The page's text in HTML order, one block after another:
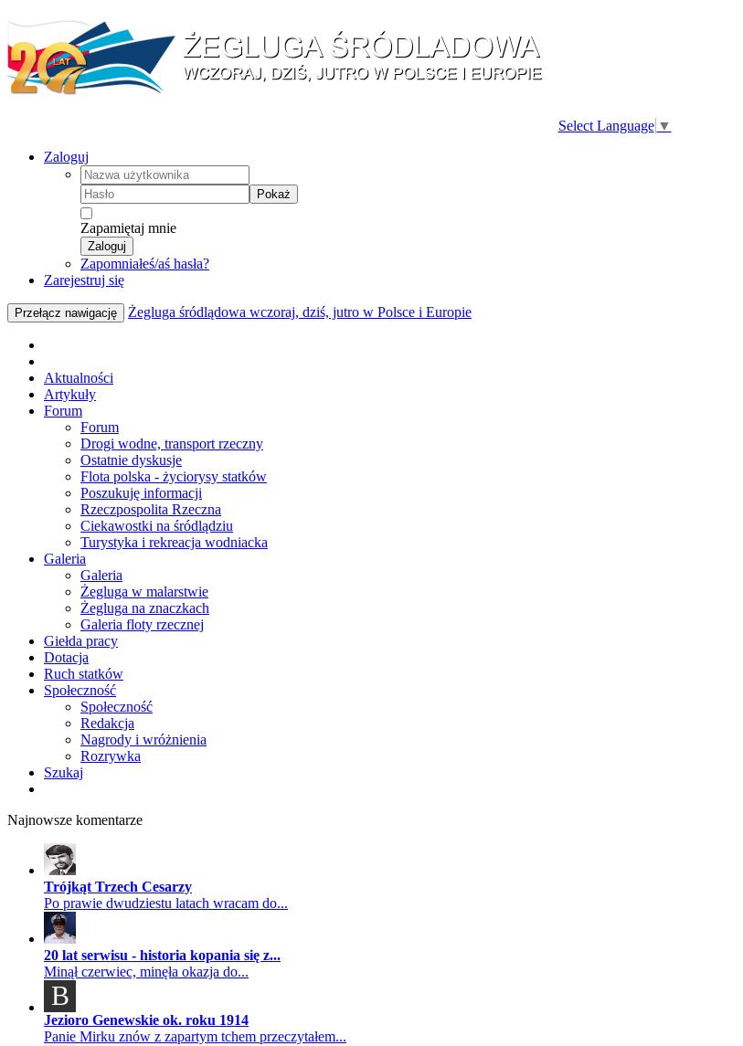
Select Language ▼
Zaloguj
Pokaż
Zapamiętaj mnie
Zaloguj
Zapomniałeś/aś hasła?
Zarejestruj się
Przełącz nawigację Żegluga śródlądowa wczoraj, dziś, jutro w Polsce i Europie
Aktualności
Artykuły
Forum
Forum
Drogi wodne, transport rzeczny
Ostatnie dyskusje
Flota polska - życiorysy statków
Poszukuję informacji
Rzeczpospolita Rzeczna
Ciekawostki na śródlądziu
Turystyka i rekreacja wodniacka
Galeria
Galeria
Żegluga w malarstwie
Żegluga na znaczkach
Galeria floty rzecznej
Giełda pracy
Dotacja
Ruch statków
Społeczność
Społeczność
Redakcja
Nagrody i wróżnienia
Rozrywka
Szukaj
Najnowsze komentarze
Trójkąt Trzech Cesarzy
Po prawie dwudziestu latach wracam do...
20 lat serwisu - historia kopania się z...
Minął czerwiec, minęła okazja do...
B
Jezioro Genewskie ok. roku 1914
Panie Mirku znów z zapartym tchem przeczytałem...